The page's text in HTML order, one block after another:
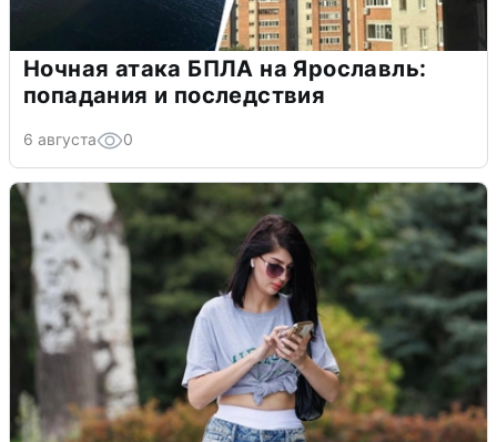
Ночная атака БПЛА на Ярославль:
попадания и последствия
6 августа 0